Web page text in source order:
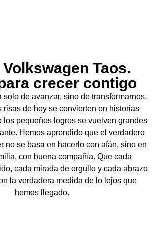
Taos.
crecer contigo
solo de avanzar, sino de transformarnos.
risas de hoy se convierten en historias
los pequeños logros se vuelven grandes
Hemos aprendido que el verdadero
no se basa en hacerlo con afán, sino en
con buena compañía. Que cada
cada mirada de orgullo y cada abrazo
la verdadera medida de lo lejos que
hemos llegado.